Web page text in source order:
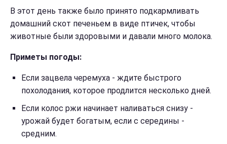
В этот день также было принято подкармливать
домашний скот печеньем в виде птичек, чтобы
животные были здоровыми и давали много молока.
Приметы погоды:
Если зацвела черемуха - ждите быстрого
похолодания, которое продлится несколько дней.
Если колос ржи начинает наливаться снизу -
урожай будет богатым, если с середины -
средним.